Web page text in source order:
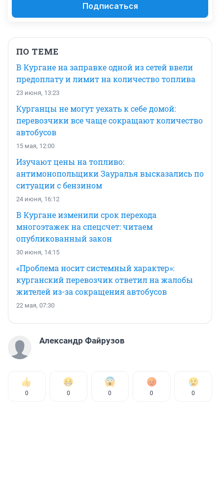
Подписаться
ПО ТЕМЕ
В Кургане на заправке одной из сетей ввели
предоплату и лимит на количество топлива
23 июня, 13:23
Курганцы не могут уехать к себе домой:
перевозчики все чаще сокращают количество
автобусов
15 мая, 12:00
Изучают цены на топливо:
антимонопольщики Зауралья высказались по
ситуации с бензином
24 июня, 16:12
В Кургане изменили срок перехода
многоэтажек на спецсчет: читаем
опубликованный закон
30 июня, 14:15
«Проблема носит системный характер»:
курганский перевозчик ответил на жалобы
жителей из-за сокращения автобусов
22 мая, 07:30
Александр Файрузов
0 0 0 0 0